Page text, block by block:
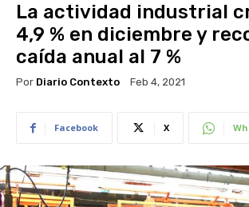
La actividad industrial
4,9 % en diciembre y
caída anual al 7 %
Por Diario Contexto Feb 4, 2021
Facebook X